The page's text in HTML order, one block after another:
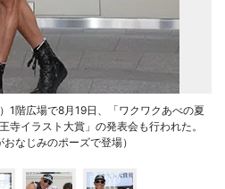
1階広場で8月19日、「ワクワクあべの夏
寺イラスト大賞」の発表会も行われた。
なじみのポーズで登場）